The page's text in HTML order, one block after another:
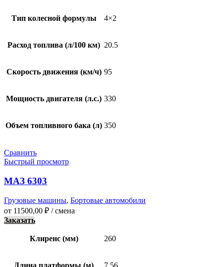
Тип колесной формулы 4×2
Расход топлива (л/100 км) 20.5
Скорость движения (км/ч) 95
Мощность двигателя (л.с.) 330
Объем топливного бака (л) 350
Сравнить
Быстрый просмотр
МАЗ 6303
Грузовые машины, Бортовые автомобили
от 11500,00 ₽ / смена
Заказать
Клиренс (мм) 260
Длина платформы (м) 7.56